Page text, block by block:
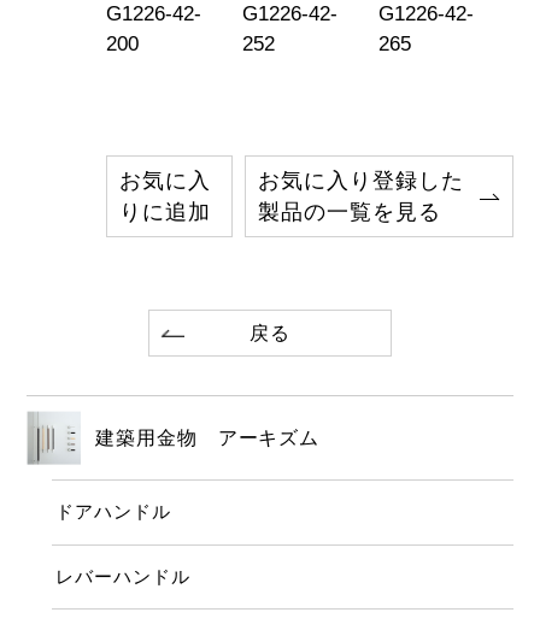
G1226-42-
200
G1226-42-
252
G1226-42-
265
お気に入
りに追加
お気に入り登録した
製品の一覧を見る
戻る
建築用金物 アーキズム
ドアハンドル
レバーハンドル